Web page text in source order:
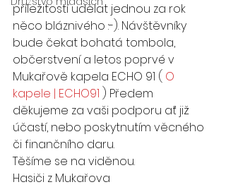
příležitostí udělat jednou za rok
něco bláznivého :-). Návštěvníky
bude čekat bohatá tombola,
občerstvení a letos poprvé v
Mukařově kapela ECHO 91 ( O
kapele | ECHO91 ) Předem
děkujeme za vaši podporu ať již
účastí, nebo poskytnutím věcného
či finančního daru.
Těšíme se na viděnou.
Hasiči z Mukařova